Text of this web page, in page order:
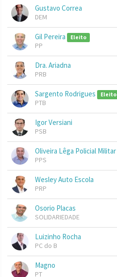
Gustavo Correa
DEM
Gil Pereira Eleito
PP
Dra. Ariadna
PRB
Sargento Rodrigues Eleito
PTB
Igor Versiani
PSB
Oliveira Lêga Policial Militar
PPS
Wesley Auto Escola
PRP
Osorio Placas
SOLIDARIEDADE
Luizinho Rocha
PC do B
Magno
PT